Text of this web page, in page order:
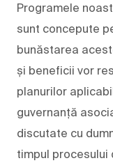
Programele
sunt concepute
bunăstarea
și beneficii vor
planurilor
guvernanță
discutate cu
timpul procesului